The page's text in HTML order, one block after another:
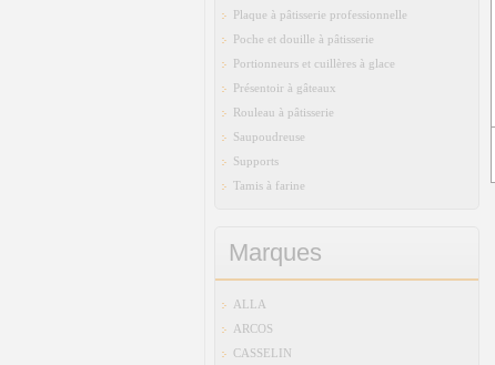
Plaque à pâtisserie professionnelle
Poche et douille à pâtisserie
Portionneurs et cuillères à glace
Présentoir à gâteaux
Rouleau à pâtisserie
Saupoudreuse
Supports
Tamis à farine
Marques
ALLA
ARCOS
CASSELIN